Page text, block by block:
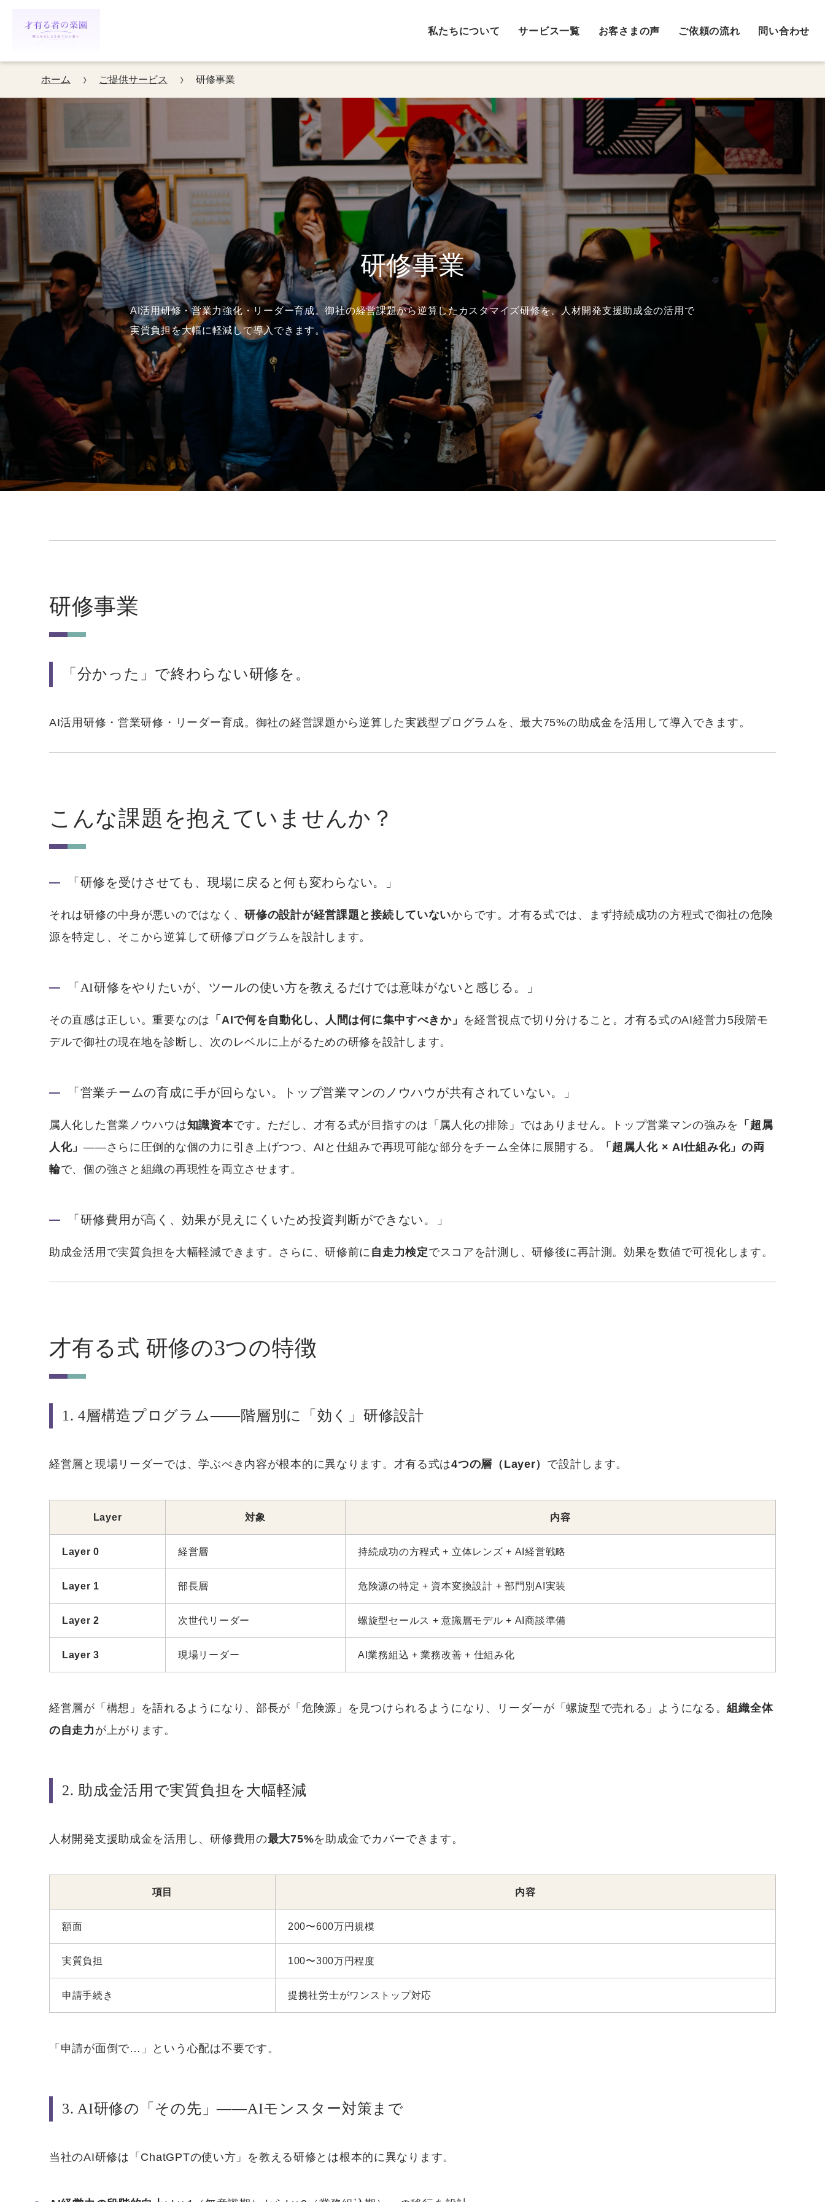
私たちについて サービス一覧 お客さまの声 ご依頼の流れ 問い合わせ
ホーム ご提供サービス 研修事業
研修事業
AI活用研修・営業力強化・リーダー育成。御社の経営課題から逆算したカスタマイズ研修を、人材開発支援助成金の活用で
実質負担を大幅に軽減して導入できます。
研修事業
「分かった」で終わらない研修を。
AI活用研修・営業研修・リーダー育成。御社の経営課題から逆算した実践型プログラムを、最大75%の助成金を活用して導入できます。
こんな課題を抱えていませんか？
「研修を受けさせても、現場に戻ると何も変わらない。」
それは研修の中身が悪いのではなく、研修の設計が経営課題と接続していないからです。才有る式では、まず持続成功の方程式で御社の危険
源を特定し、そこから逆算して研修プログラムを設計します。
「AI研修をやりたいが、ツールの使い方を教えるだけでは意味がないと感じる。」
その直感は正しい。重要なのは 「AIで何を自動化し、人間は何に集中すべきか」
を経営視点で切り分けること。才有る式のAI経営力5段階モ
デルで御社の現在地を診断し、次のレベルに上がるための研修を設計します。
「営業チームの育成に手が回らない。トップ営業マンのノウハウが共有されていない。」
属人化した営業ノウハウは知識資本です。ただし、才有る式が目指すのは「属人化の排除」ではありません。トップ営業マンの強みを
「超属
人化」——さらに圧倒的な個の力に引き上げつつ、AIと仕組みで再現可能な部分をチーム全体に展開する。
「超属人化 × AI仕組み化」の両
輪で、個の強さと組織の再現性を両立させます。
「研修費用が高く、効果が見えにくいため投資判断ができない。」
助成金活用で実質負担を大幅軽減できます。さらに、研修前に 自走力検定でスコアを計測し、研修後に再計測。効果を数値で可視化します。
才有る式 研修の3つの特徴
1. 4層構造プログラム——階層別に「効く」研修設計
経営層と現場リーダーでは、学ぶべき内容が根本的に異なります。才有る式は4つの層（Layer） で設計します。
Layer 対象 内容
Layer 0 経営層 持続成功の方程式 + 立体レンズ + AI経営戦略
Layer 1 部長層 危険源の特定 + 資本変換設計 + 部門別AI実装
Layer 2 次世代リーダー 螺旋型セールス + 意識層モデル + AI商談準備
Layer 3 現場リーダー AI業務組込 + 業務改善 + 仕組み化
経営層が「構想」を語れるようになり、部長が「危険源」を見つけられるようになり、リーダーが「螺旋型で売れる」ようになる。組織全体
の自走力 が上がります。
2. 助成金活用で実質負担を大幅軽減
人材開発支援助成金を活用し、研修費用の最大75%を助成金でカバーできます。
項目 内容
額面 200〜600万円規模
実質負担 100〜300万円程度
申請手続き 提携社労士がワンストップ対応
「申請が面倒で…」という心配は不要です。
3. AI研修の「その先」——AIモンスター対策まで
当社のAI研修は「ChatGPTの使い方」を教える研修とは根本的に異なります。